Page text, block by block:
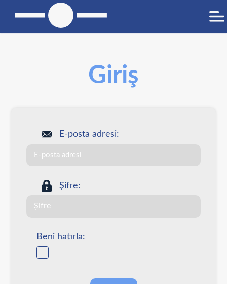
Giriş
E-posta adresi:
Șifre:
Beni hatırla: